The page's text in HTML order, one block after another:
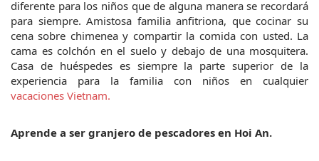
diferente para los niños que de alguna manera se recordará
para siempre. Amistosa familia anfitriona, que cocinar su
cena sobre chimenea y compartir la comida con usted. La
cama es colchón en el suelo y debajo de una mosquitera.
Casa de huéspedes es siempre la parte superior de la
vacaciones Vietnam.
Aprende a ser granjero de pescadores en Hoi An.